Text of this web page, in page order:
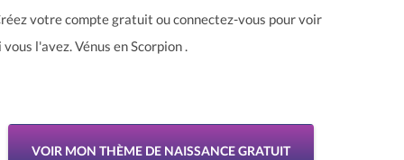
votre compte gratuit ou connectez-vous pour voir
vous l'avez. Vénus en Scorpion .
VOIR MON THÈME DE NAISSANCE GRATUIT